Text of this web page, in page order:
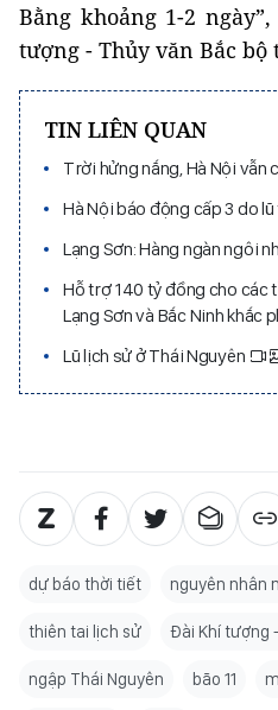
Bằng khoảng 1-2
tượng - Thủy văn Bắc bộ
TIN LIÊN QUAN
Trời hửng nắng, Hà Nội vẫn
Hà Nội báo động cấp 3 do
Lạng Sơn: Hàng ngàn ngôi
Hỗ trợ 140 tỷ đồng cho các
Lạng Sơn và Bắc Ninh khắc
Lũ lịch sử ở Thái Nguyên
dự báo thời tiết nguyên nhân
thiên tai lịch sử Đài Khí tượng
ngập Thái Nguyên bão 11